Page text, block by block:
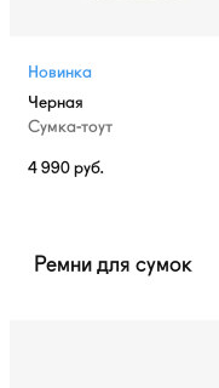
Новинка
Черная
Сумка-тоут
4 990 руб.
Ремни для сумок